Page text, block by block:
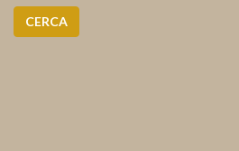
CERCA